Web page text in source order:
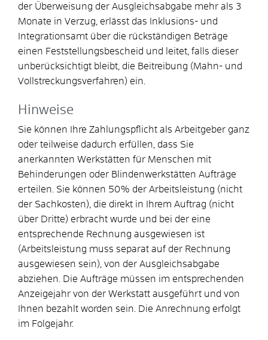
der Überweisung der Ausgleichsabgabe mehr als 3
Monate in Verzug, erlässt das Inklusions- und
Integrationsamt über die rückständigen Beträge
einen Feststellungsbescheid und leitet, falls dieser
unberücksichtigt bleibt, die Beitreibung (Mahn- und
Vollstreckungsverfahren) ein.
Hinweise
Sie können Ihre Zahlungspflicht als Arbeitgeber ganz
oder teilweise dadurch erfüllen, dass Sie
anerkannten Werkstätten für Menschen mit
Behinderungen oder Blindenwerkstätten Aufträge
erteilen. Sie können 50% der Arbeitsleistung (nicht
der Sachkosten), die direkt in Ihrem Auftrag (nicht
über Dritte) erbracht wurde und bei der eine
entsprechende Rechnung ausgewiesen ist
(Arbeitsleistung muss separat auf der Rechnung
ausgewiesen sein), von der Ausgleichsabgabe
abziehen. Die Aufträge müssen im entsprechenden
Anzeigejahr von der Werkstatt ausgeführt und von
Ihnen bezahlt worden sein. Die Anrechnung erfolgt
im Folgejahr.